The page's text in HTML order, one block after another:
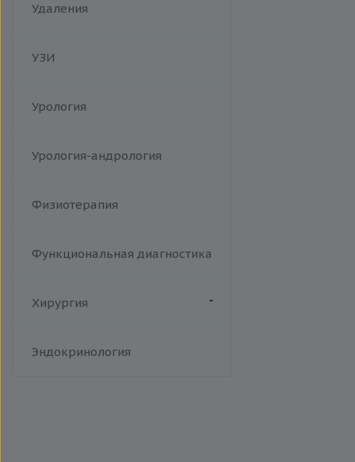
Удаления
УЗИ
Урология
Урология-андрология
Физиотерапия
Функциональная диагностика
Хирургия
Эндокринология